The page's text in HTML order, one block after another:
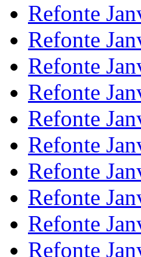
Refonte
Refonte
Refonte
Refonte
Refonte
Refonte
Refonte
Refonte
Refonte
Refonte